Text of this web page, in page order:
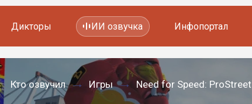
Фильмов и сериалов
Мультфильмов
YouTube каналов
Дикторы ИИ озвучка Инфопортал
Кто озвучил Игры Need for Speed: ProStreet